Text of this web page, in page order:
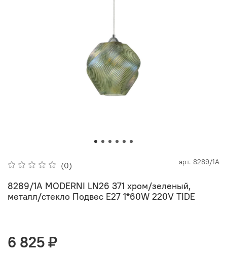
(0) арт. 8289/1A
8289/1A MODERNI LN26 371 хром/зеленый,
металл/стекло Подвес E27 1*60W 220V TIDE
6 825 ₽